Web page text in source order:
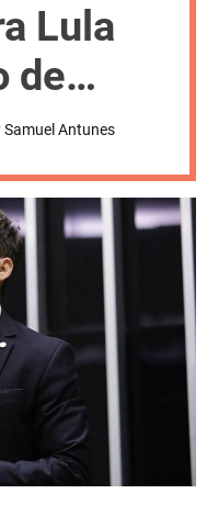
o
r
o
d
Lula
de
Samuel Antunes